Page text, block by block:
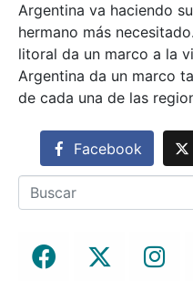
Argentina va haciendo
hermano más
litoral da un marco a la
Argentina da un marco
de cada una de las
Facebook